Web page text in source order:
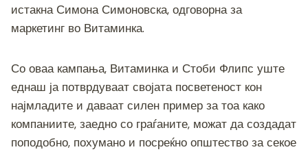
истакна Симона Симоновска, одговорна за
маркетинг во Витаминка.
Со оваа кампања, Витаминка и Стоби Флипс уште
еднаш ја потврдуваат својата посветеност кон
најмладите и даваат силен пример за тоа како
компаниите, заедно со граѓаните, можат да создадат
поподобно, похумано и посреќно општество за секое